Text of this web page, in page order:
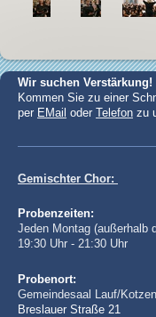
Wir suchen Verstärkung!
Kommen Sie zu einer
per EMail oder Telefon zu
Gemischter Chor:
Probenzeiten:
Jeden Montag (außerhalb
19:30 Uhr - 21:30 Uhr
Probenort:
Gemeindesaal Lauf/
Breslauer Straße 21